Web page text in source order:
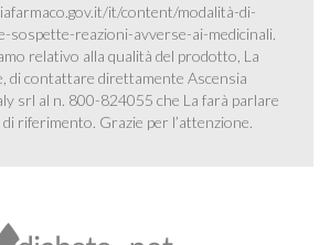
it/content/modalità-di-
sospette-reazioni-avverse-ai-medicinali.
relativo alla qualità del prodotto, La
di contattare direttamente Ascensia
srl al n. 800-824055 che La farà parlare
riferimento. Grazie per l’attenzione.